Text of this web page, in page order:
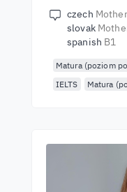
czech
slovak
spanish B1
Matura (poziom
IELTS
Matura